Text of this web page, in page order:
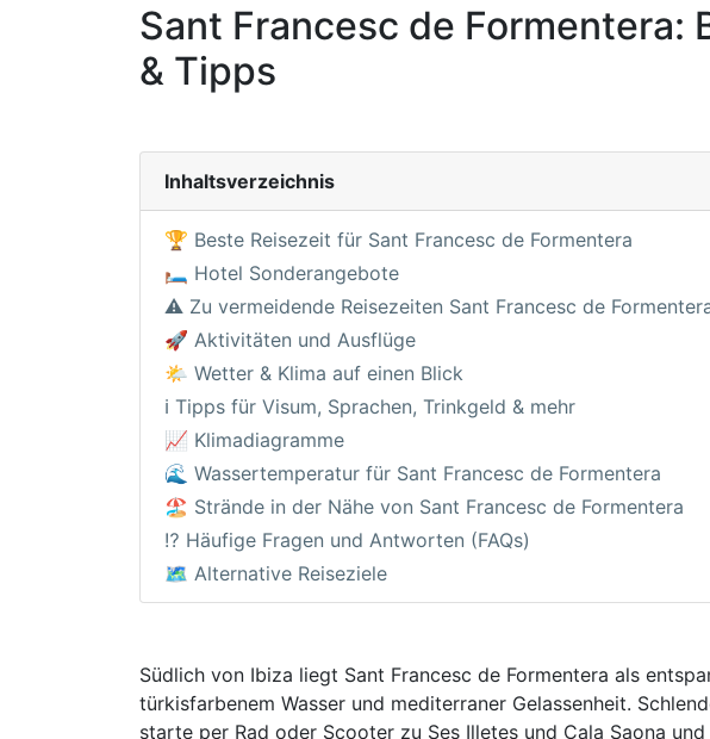
Sant Francesc de Formentera:
& Tipps
Inhaltsverzeichnis
🏆 Beste Reisezeit für Sant Francesc de Formentera
🛏️ Hotel Sonderangebote
⚠️ Zu vermeidende Reisezeiten Sant Francesc de
🚀 Aktivitäten und Ausflüge
🌤️ Wetter & Klima auf einen Blick
ℹ️ Tipps für Visum, Sprachen, Trinkgeld & mehr
📈 Klimadiagramme
🌊 Wassertemperatur für Sant Francesc de Formentera
🏖️ Strände in der Nähe von Sant Francesc de Formentera
⁉️ Häufige Fragen und Antworten (FAQs)
🗺️ Alternative Reiseziele
Südlich von Ibiza liegt Sant Francesc de Formentera als
türkisfarbenem Wasser und mediterraner Gelassenheit.
starte per Rad oder Scooter zu Ses Illetes und Cala Saona